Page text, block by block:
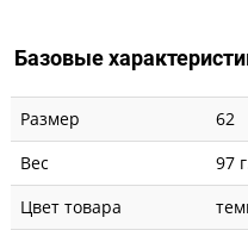
Базовые
Размер
62
Вес
97
Цвет товара